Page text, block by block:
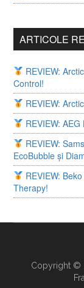
ARTICOLE
REVIEW:
Control!
REVIEW:
REVIEW:
REVIEW:
EcoBubble și
REVIEW:
Therapy!
Copyright ©